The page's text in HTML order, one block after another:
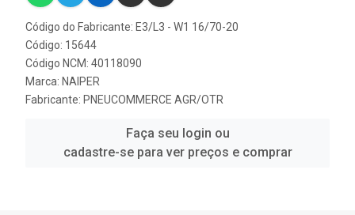
Código do Fabricante: E3/L3 - W1 16/70-20
Código: 15644
Código NCM: 40118090
Marca: NAIPER
Fabricante: PNEUCOMMERCE AGR/OTR
Faça seu login ou
cadastre-se para ver preços e comprar